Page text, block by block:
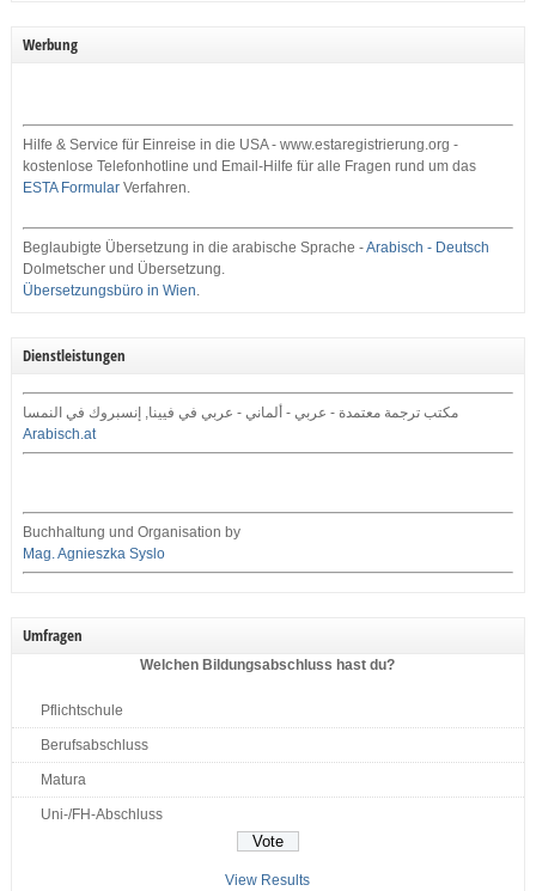
Werbung
Hilfe & Service für Einreise in die USA - www.estaregistrierung.org -
kostenlose Telefonhotline und Email-Hilfe für alle Fragen rund um das
ESTA FormularVerfahren.
Beglaubigte Übersetzung in die arabische Sprache -Arabisch - Deutsch
Dolmetscher und Übersetzung.
Übersetzungsbüro in Wien.
Dienstleistungen
مكتب ترجمة معتمدة - عربي - ألماني - عربي في فيينا, إنسبروك في النمسا
Arabisch.at
Buchhaltung und Organisation by
Mag. Agnieszka Syslo
Umfragen
Welchen Bildungsabschluss hast du?
Pflichtschule
Berufsabschluss
Matura
Uni-/FH-Abschluss
View Results